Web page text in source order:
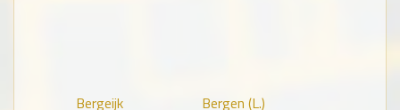
Bergeijk Bergen (L.)